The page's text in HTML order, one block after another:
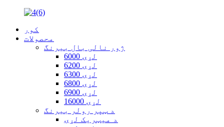
کور
محصولات
ژور نالی بال بیرنگ
6000 لړۍ
6200 لړۍ
6300 لړۍ
6800 لړۍ
6900 لړۍ
16000 لړۍ
د ټپر رولر بیرنگ
د میټریک لړۍ